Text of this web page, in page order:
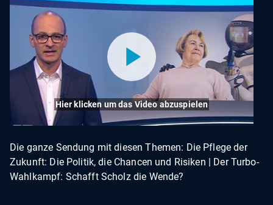
Hier klicken um das Video abzuspielen
Die ganze Sendung mit diesen Themen: Die Pflege der
Zukunft: Die Politik, die Chancen und Risiken | Der Turbo-
Wahlkampf: Schafft Scholz die Wende?